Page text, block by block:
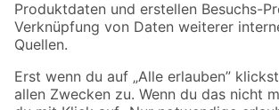
Sicher einkaufen